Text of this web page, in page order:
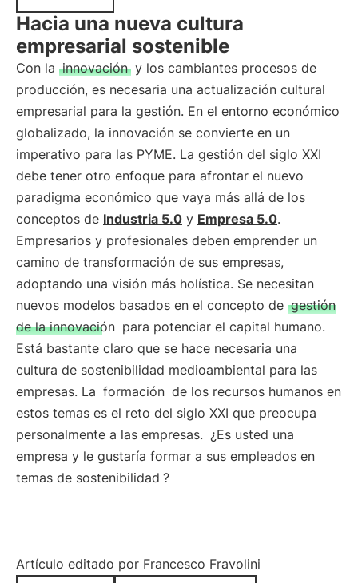
Hacia una nueva cultura
empresarial sostenible
Con la innovación y los cambiantes procesos de
producción, es necesaria una actualización cultural
empresarial para la gestión. En el entorno económico
globalizado, la innovación se convierte en un
imperativo para las PYME. La gestión del siglo XXI
debe tener otro enfoque para afrontar el nuevo
paradigma económico que vaya más allá de los
conceptos de Industria 5.0 y Empresa 5.0.
Empresarios y profesionales deben emprender un
camino de transformación de sus empresas,
adoptando una visión más holística. Se necesitan
nuevos modelos basados en el concepto de gestión
de la innovación para potenciar el capital humano.
Está bastante claro que se hace necesaria una
cultura de sostenibilidad medioambiental para las
empresas. La formación de los recursos humanos en
estos temas es el reto del siglo XXI que preocupa
personalmente a las empresas. ¿Es usted una
empresa y le gustaría formar a sus empleados en
temas de sostenibilidad ?
Artículo editado por Francesco Fravolini